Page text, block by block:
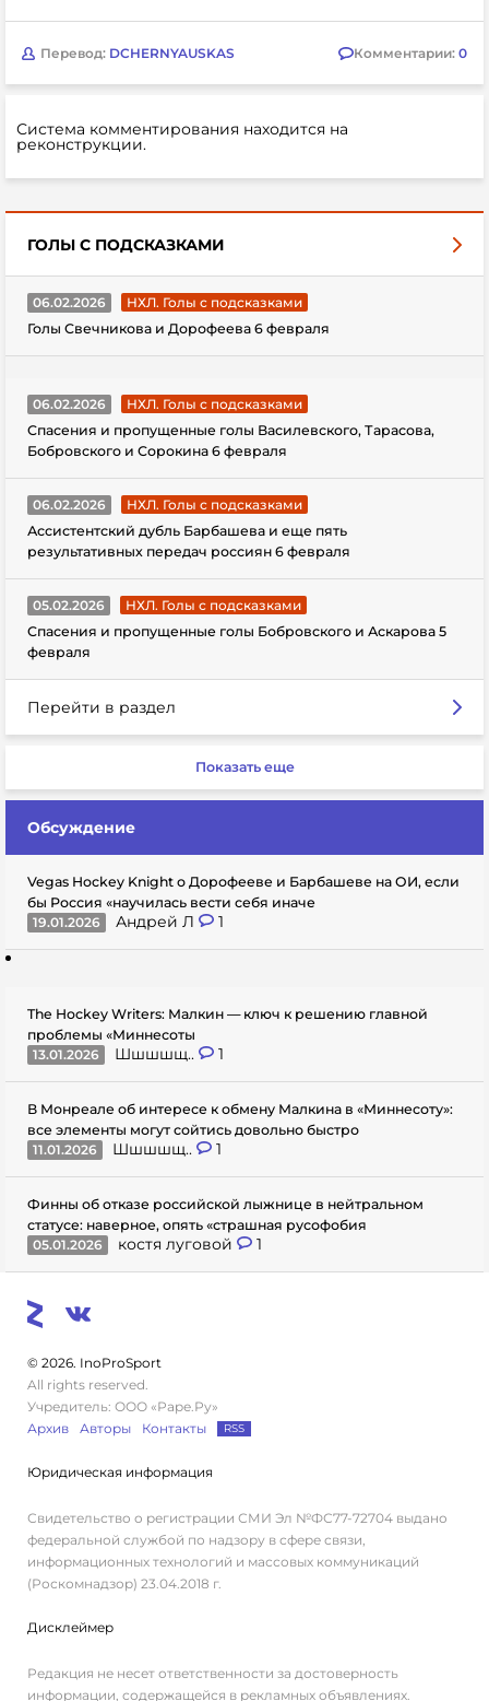
Перевод: DCHERNYAUSKAS Комментарии: 0
Система комментирования находится на
реконструкции.
ГОЛЫ С ПОДСКАЗКАМИ
06.02.2026
НХЛ. Голы с подсказками
Голы Свечникова и Дорофеева 6 февраля
06.02.2026
НХЛ. Голы с подсказками
Спасения и пропущенные голы Василевского, Тарасова,
Бобровского и Сорокина 6 февраля
06.02.2026
НХЛ. Голы с подсказками
Ассистентский дубль Барбашева и еще пять
результативных передач россиян 6 февраля
05.02.2026
НХЛ. Голы с подсказками
Спасения и пропущенные голы Бобровского и Аскарова 5
февраля
Перейти в раздел
Показать еще
Обсуждение
Vegas Hockey Knight о Дорофееве и Барбашеве на ОИ, если
бы Россия «научилась вести себя иначе
19.01.2026
Андрей Л 1
The Hockey Writers: Малкин — ключ к решению главной
проблемы «Миннесоты
13.01.2026
Шшшшщ.. 1
В Монреале об интересе к обмену Малкина в «Миннесоту»:
все элементы могут сойтись довольно быстро
11.01.2026
Шшшшщ.. 1
Финны об отказе российской лыжнице в нейтральном
статусе: наверное, опять «страшная русофобия
05.01.2026
костя луговой 1
© 2026. InoProSport
All rights reserved.
Учредитель: ООО «Раре.Ру»
Архив
Авторы Контакты RSS
Юридическая информация
Свидетельство о регистрации СМИ Эл №ФС77-72704 выдано
федеральной службой по надзору в сфере связи,
информационных технологий и массовых коммуникаций
(Роскомнадзор) 23.04.2018 г.
Дисклеймер
Редакция не несет ответственности за достоверность
информации, содержащейся в рекламных объявлениях.